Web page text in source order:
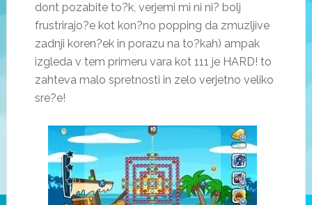
dont pozabite to?k, verjemi mi ni ni? bolj
frustrirajo?e kot kon?no popping da zmuzljive
zadnji koren?ek in porazu na to?kah) ampak
izgleda v tem primeru vara kot 111 je HARD! to
zahteva malo spretnosti in zelo verjetno veliko
sre?e!